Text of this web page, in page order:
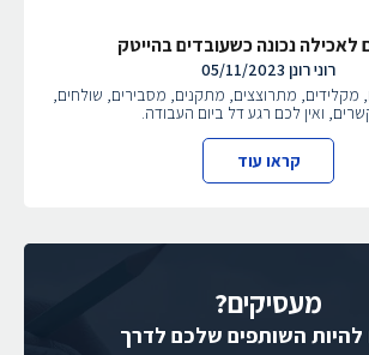
רוני רונן05/11/2023
מקלידים, מתרוצצים, מתקנים, מסבירים, שולחים,
ואין לכם רגע דל ביום העבודה.
קראו עוד
מעסיקים?
השותפים שלכם לדרך